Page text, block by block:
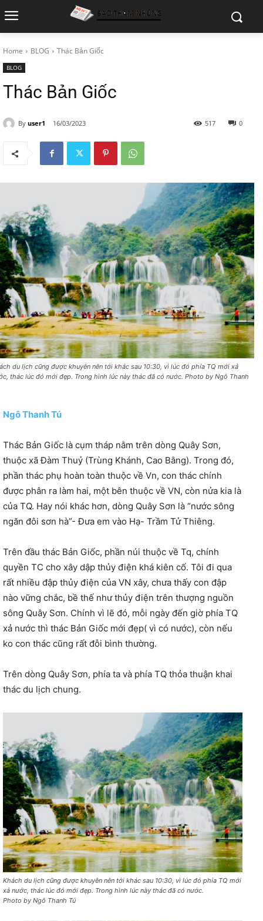
Home BLOG Thác Bản Giốc
BLOG
Thác Bản Giốc
By user1 16/03/2023 0
517
du lịch cũng được khuyên nên tới khác sau 10:30, vì lúc đó phía TQ mới xả
thác lúc đó mới đẹp. Trong hình lúc này thác đã có nước. Photo by Ngô Thanh
Ngô Thanh Tú
Thác Bản Giốc là cụm tháp nằm trên dòng Quây Sơn,
thuộc xã Đàm Thuỷ (Trùng Khánh, Cao Bằng). Trong đó,
phần thác phụ hoàn toàn thuộc về Vn, con thác chính
được phân ra làm hai, một bên thuộc về VN, còn nửa kia là
của TQ. Hay nói khác hơn, dòng Quây Sơn là “nước sông
ngăn đôi sơn hà”- Đưa em vào Hạ- Trầm Tử Thiêng.
Trên đầu thác Bản Giốc, phần núi thuộc về Tq, chính
quyền TC cho xây dập thủy điện khá kiên cố. Tôi đi qua
rất nhiều đập thủy điện của VN xây, chưa thấy con đập
nào vững chắc, bề thế như thủy điện trên thượng nguồn
sông Quây Sơn. Chính vì lẽ đó, mỗi ngày đến giờ phía TQ
xả nước thì thác Bản Giốc mới đẹp( vì có nước), còn nếu
ko con thác cũng rất đỗi bình thường.
Trên dòng Quây Sơn, phía ta và phía TQ thỏa thuận khai
thác du lịch chung.
Khách du lịch cũng được khuyên nên tới khác sau 10:30, vì lúc đó phía TQ mới
xả nước, thác lúc đó mới đẹp. Trong hình lúc này thác đã có nước.
Photo by Ngô Thanh Tú